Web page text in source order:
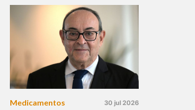
Medicamentos 30 jul 2026